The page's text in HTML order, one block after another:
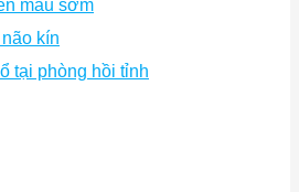
máu sớm
kín
tại phòng hồi tỉnh